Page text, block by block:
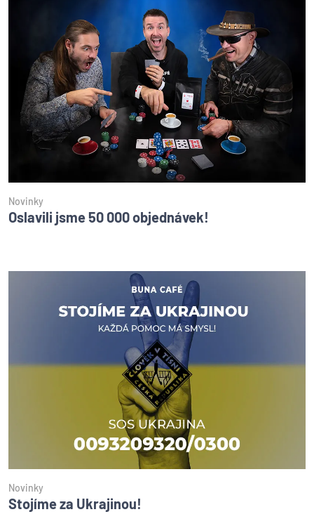
Novinky
Oslavili jsme 50 000 objednávek!
Novinky
Stojíme za Ukrajinou!